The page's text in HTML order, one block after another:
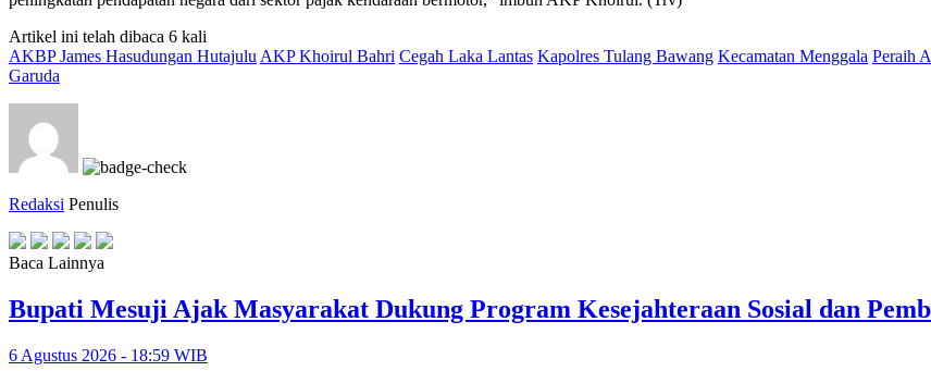
Artikel ini telah dibaca 6 kali
AKBP James Hasudungan Hutajulu AKP Khoirul Bahri Cegah Laka Lantas Kapolres Tulang Bawang Kecamatan Menggala Peraih
Garuda
Redaksi Penulis
Baca Lainnya
Bupati Mesuji Ajak Masyarakat Dukung Program Kesejahteraan Sosial dan
6 Agustus 2026 - 18:59 WIB